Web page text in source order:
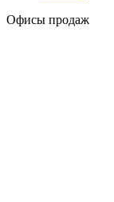
Офисы продаж